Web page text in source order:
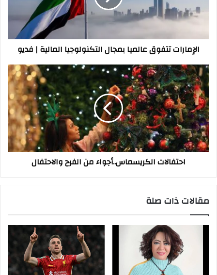
المالية
الإمارات تتفوق عالميا بمجال التكنولوجيا المالية | فديو
احتفالات
الكريسماس..أجواء
من
الفرح
والاحتفال
احتفالات الكريسماس..أجواء من الفرح والاحتفال
مقالات ذات صلة